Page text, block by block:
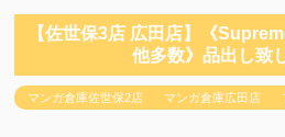
【佐世保3店 広田店】《
他多数》品出し致
マンガ倉庫佐世保2店 マンガ倉庫広田店